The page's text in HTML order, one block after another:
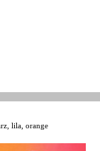
lila, orange